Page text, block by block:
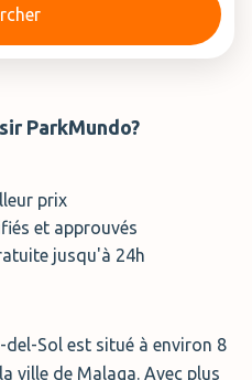
ParkMundo?
prix
et approuvés
jusqu'à 24h
del-Sol est situé à environ 8
ville de Malaga. Avec plus